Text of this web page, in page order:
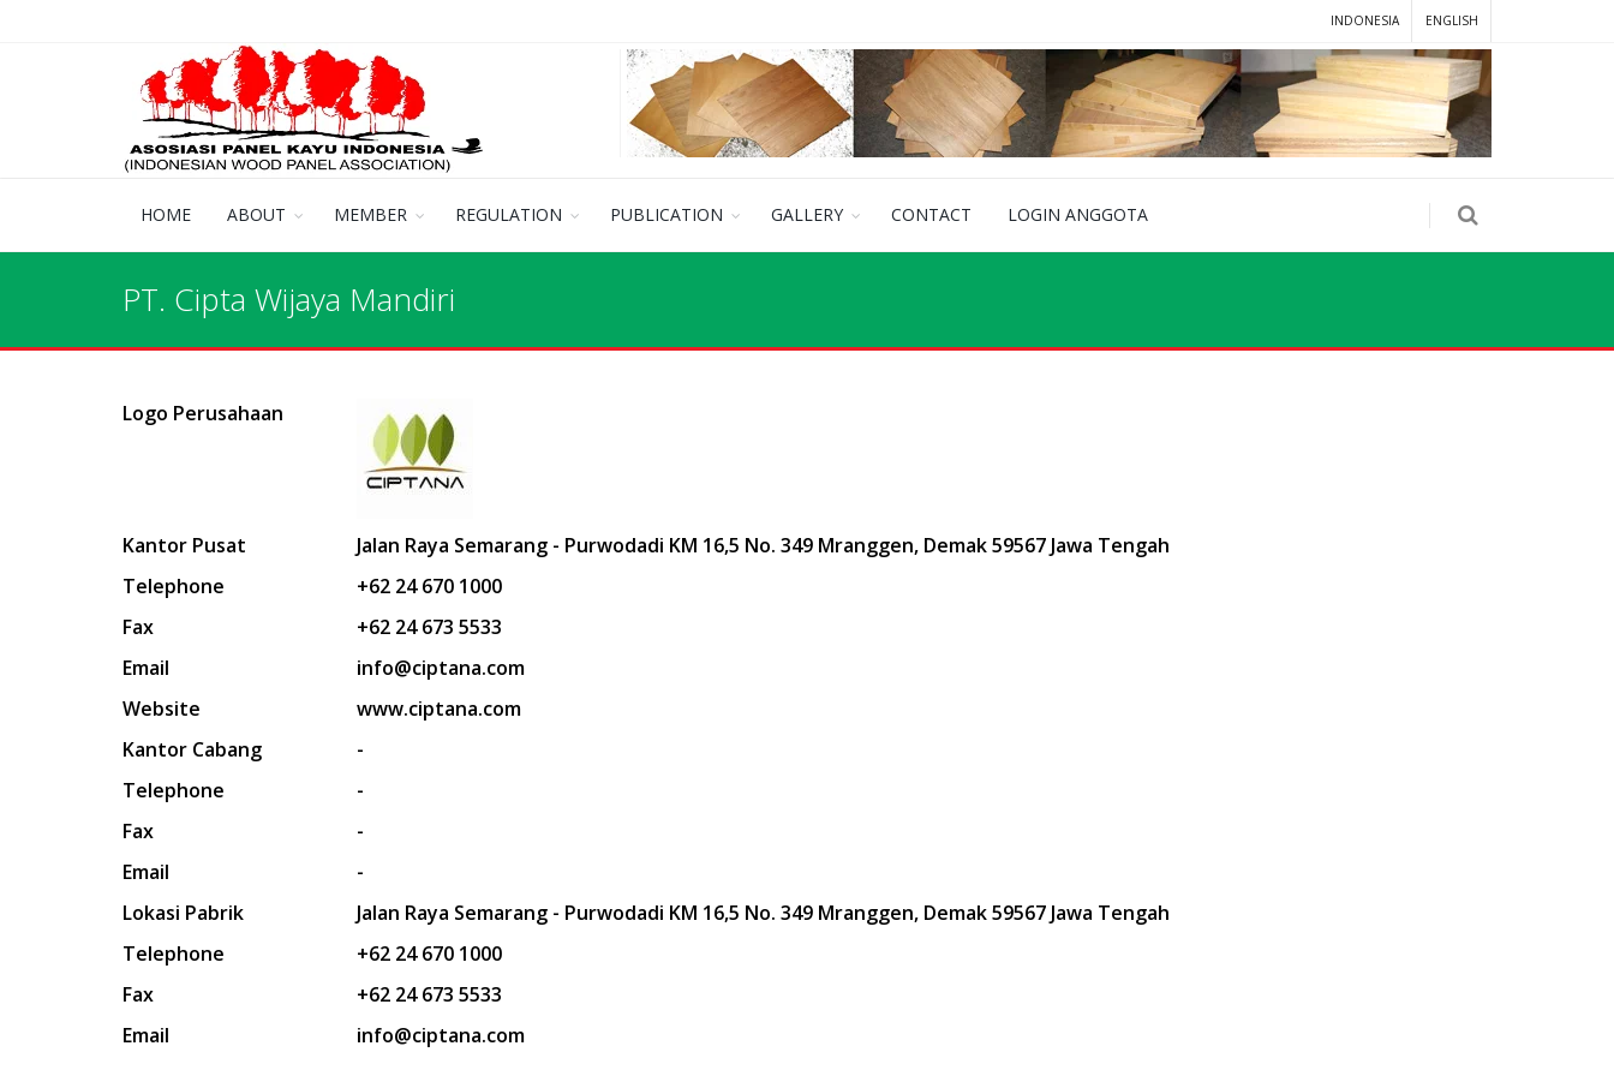
INDONESIA ENGLISH
HOME ABOUT MEMBER REGULATION PUBLICATION GALLERY CONTACT LOGIN ANGGOTA
PT. Cipta Wijaya Mandiri
Logo Perusahaan
Kantor Pusat
Jalan Raya Semarang - Purwodadi KM 16,5 No. 349 Mranggen, Demak 59567 Jawa Tengah
Telephone
+62 24 670 1000
Fax
+62 24 673 5533
Email
info@ciptana.com
Website
www.ciptana.com
Kantor Cabang
-
Telephone
-
Fax
-
Email
-
Lokasi Pabrik
Jalan Raya Semarang - Purwodadi KM 16,5 No. 349 Mranggen, Demak 59567 Jawa Tengah
Telephone
+62 24 670 1000
Fax
+62 24 673 5533
Email
info@ciptana.com